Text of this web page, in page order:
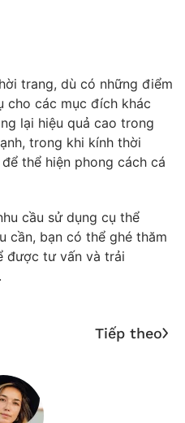
trang, dù có những điểm
cho các mục đích khác
lại hiệu quả cao trong
trong khi kính thời
thể hiện phong cách cá
cầu sử dụng cụ thể
cần, bạn có thể ghé thăm
được tư vấn và trải
Tiếp theo